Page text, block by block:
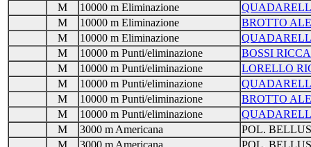
M
10000 m Eliminazione
M
10000 m Eliminazione
BROTTO
M
10000 m Eliminazione
M
10000 m Punti/eliminazione
BOSSI
M
10000 m Punti/eliminazione
LORELLO
M
10000 m Punti/eliminazione
M
10000 m Punti/eliminazione
BROTTO
M
10000 m Punti/eliminazione
M
3000 m Americana
POL.
M
3000 m Americana
POL.